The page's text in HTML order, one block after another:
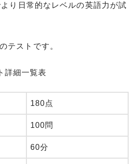
り日常的なレベルの英語力が試
テストです。
詳細一覧表
180点
100問
60分